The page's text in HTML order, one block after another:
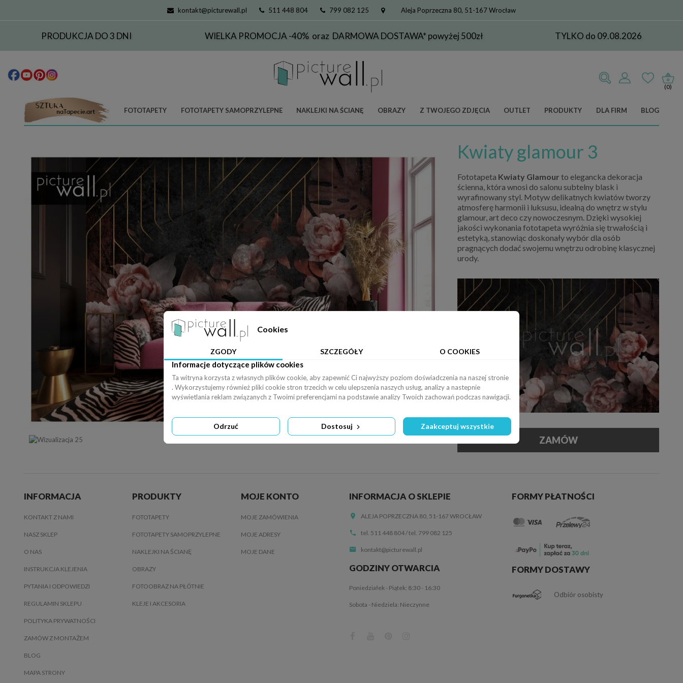
kontakt@picturewall.pl 511 448 804 799 082 125 Aleja Poprzeczna 80, 51-167 Wrocław
PRODUKCJA DO 3 DNI WIELKA PROMOCJA -40% oraz DARMOWA DOSTAWA* powyżej 500zł TYLKO do 09.08.2026
(0)
FOTOTAPETY FOTOTAPETY SAMOPRZYLEPNE NAKLEJKI NA ŚCIANĘ OBRAZY Z TWOJEGO ZDJĘCIA OUTLET PRODUKTY DLA FIRM BLOG
Kwiaty glamour 3
Fototapeta Kwiaty Glamour to elegancka dekoracja
ścienna, która wnosi do salonu subtelny blask i
wyrafinowany styl. Motyw delikatnych kwiatów tworzy
atmosferę harmonii i luksusu, idealną do wnętrz w stylu
glamour, art deco czy nowoczesnym. Dzięki wysokiej
jakości wykonania fototapeta wyróżnia się trwałością i
estetyką, stanowiąc doskonały wybór dla osób
pragnących dodać swojemu wnętrzu odrobinę klasycznej
urody.
ZAMÓW
INFORMACJA
KONTAKT Z NAMI
NASZ SKLEP
O NAS
INSTRUKCJA KLEJENIA
PYTANIA I ODPOWIEDZI
REGULAMIN SKLEPU
POLITYKA PRYWATNOŚCI
ZAMÓW Z MONTAŻEM
BLOG
MAPA STRONY
PRODUKTY
FOTOTAPETY
FOTOTAPETY SAMOPRZYLEPNE
NAKLEJKI NA ŚCIANĘ
OBRAZY
FOTOOBRAZ NA PŁÓTNIE
KLEJE I AKCESORIA
MOJE KONTO
MOJE ZAMÓWIENIA
MOJE ADRESY
MOJE DANE
INFORMACJA O SKLEPIE
ALEJA POPRZECZNA 80, 51-167 WROCŁAW
tel. 511 448 804/tel. 799 082 125
kontakt@picturewall.pl
GODZINY OTWARCIA
Poniedziałek - Piątek: 8:30 - 16:30
Sobota - Niedziela: Nieczynne
Cookies
ZGODY SZCZEGÓŁY O COOKIES
Informacje dotyczące plików cookies
Ta witryna korzysta z własnych plików cookie, aby zapewnić Ci najwyższy poziom doświadczenia na naszej stronie
. Wykorzystujemy również pliki cookie stron trzecich w celu ulepszenia naszych usług, analizy a nastepnie
wyświetlania reklam związanych z Twoimi preferencjami na podstawie analizy Twoich zachowań podczas nawigacji.
Odrzuć Dostosuj Zaakceptuj wszystkie
FORMY PŁATNOŚCI
FORMY DOSTAWY
Odbiór osobisty